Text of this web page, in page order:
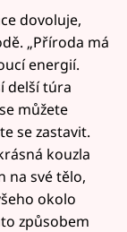
dovoluje,
„Příroda má
energií.
delší túra
můžete
se zastavit.
kouzla
na své tělo,
okolo
způsobem